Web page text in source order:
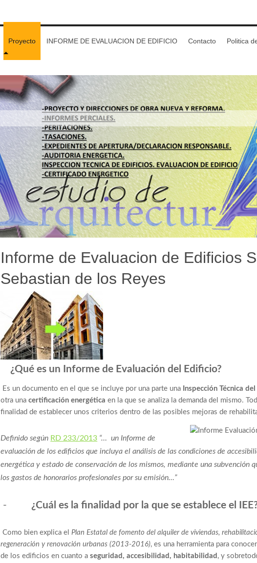
Proyecto INFORME DE EVALUACION DE EDIFICIO Contacto Politica
Informe de Evaluacion de Edificios
Sebastian de los Reyes
¿Qué es un Informe de Evaluación del Edificio?
Es un documento en el que se incluye por una parte una Inspección Técnica
otra unacertificación energética en la que se analiza la demanda del mismo.
finalidad de establecer unos criterios dentro de las posibles mejoras de
Definido según RD 233/2013 “… un Informe de
evaluación de los edificios que incluya el análisis de las condiciones de
energética y estado de conservación de los mismos, mediante una subvención
los gastos de honorarios profesionales por su emisión…”
- ¿Cuál es la finalidad por la que se establece el
Como bien explica el Plan Estatal de fomento del alquiler de viviendas,
regeneración y renovación urbanas (2013-2016), es una herramienta para
de los edificios en cuanto aseguridad, accesibilidad, habitabilidad , y